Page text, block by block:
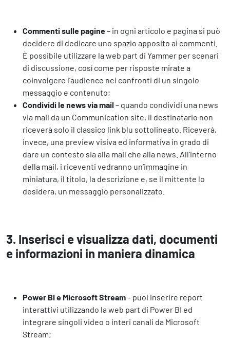
Commenti sulle pagine– in ogni articolo e pagina si può
decidere di dedicare uno spazio apposito ai commenti.
È possibile utilizzare la web part di Yammer per scenari
di discussione, così come per risposte mirate a
coinvolgere l’audience nei confronti di un singolo
messaggio e contenuto;
Condividi le news via mail – quando condividi una news
via mail da un Communication site, il destinatario non
riceverà solo il classico link blu sottolineato. Riceverà,
invece, una preview visiva ed informativa in grado di
dare un contesto sia alla mail che alla news. All’interno
della mail, i riceventi vedranno un’immagine in
miniatura, il titolo, la descrizione e, se il mittente lo
desidera, un messaggio personalizzato.
3. Inserisci e visualizza dati, documenti
e informazioni in maniera dinamica
Power BI e Microsoft Stream– puoi inserire report
interattivi utilizzando la web part di Power BI ed
integrare singoli video o interi canali da Microsoft
Stream;